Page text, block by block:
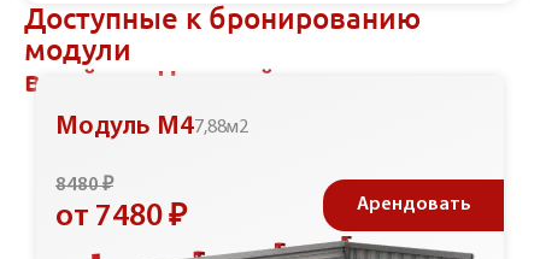
Доступные к бронированию
модули
в районе Невский
Модуль М47,88м2
8480 ₽
от 7480 ₽ Арендовать